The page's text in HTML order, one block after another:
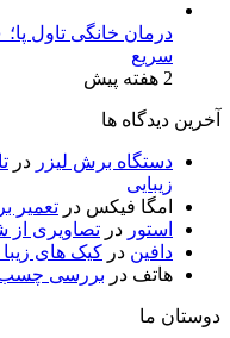
سریع
2 هفته پیش
آخرین دیدگاه ها
دستگاه برش لیزر در
زیبایی
امگا فیکس در تعمیر
استور در تصاویری از
دافین در کیک های
هاتف در بررسی چسب
دوستان ما